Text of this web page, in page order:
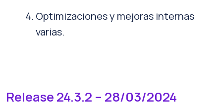
Optimizaciones y mejoras internas
varias.
Release 24.3.2 – 28/03/2024